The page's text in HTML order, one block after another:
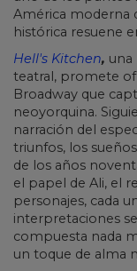
América moderna
histórica resuene
Hell's Kitchen, una
teatral, promete
Broadway que
neoyorquina.
narración del
triunfos, los
de los años
el papel de Ali, el
personajes, cada
interpretaciones
compuesta nada
un toque de alma